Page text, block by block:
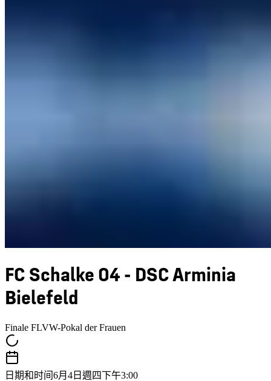
FC Schalke 04 - DSC Arminia
Bielefeld
Finale FLVW-Pokal der Frauen
日期和时间6月4日週四下午3:00